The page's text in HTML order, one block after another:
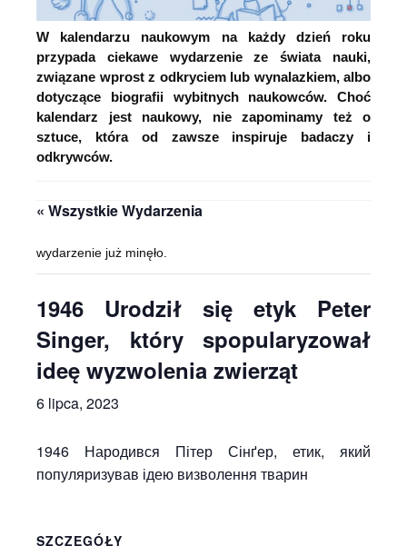
W kalendarzu naukowym na każdy dzień roku
przypada ciekawe wydarzenie ze świata nauki,
związane wprost z odkryciem lub wynalazkiem, albo
dotyczące biografii wybitnych naukowców. Choć
kalendarz jest naukowy, nie zapominamy też o
sztuce, która od zawsze inspiruje badaczy i
odkrywców.
« Wszystkie Wydarzenia
wydarzenie już minęło.
1946 Urodził się etyk Peter
Singer, który spopularyzował
ideę wyzwolenia zwierząt
6 lipca, 2023
1946 Народився Пітер Сінґер, етик, який
популяризував ідею визволення тварин
SZCZEGÓŁY